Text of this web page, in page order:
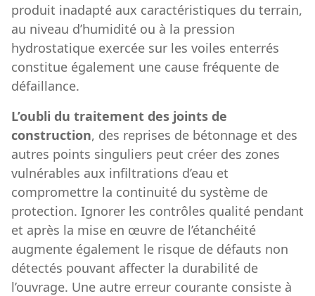
produit inadapté aux caractéristiques du terrain,
au niveau d’humidité ou à la pression
hydrostatique exercée sur les voiles enterrés
constitue également une cause fréquente de
défaillance.
L’oubli du traitement des joints de
construction, des reprises de bétonnage et des
autres points singuliers peut créer des zones
vulnérables aux infiltrations d’eau et
compromettre la continuité du système de
protection. Ignorer les contrôles qualité pendant
et après la mise en œuvre de l’étanchéité
augmente également le risque de défauts non
détectés pouvant affecter la durabilité de
l’ouvrage. Une autre erreur courante consiste à